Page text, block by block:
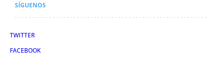
SÍGUENOS
TWITTER
FACEBOOK